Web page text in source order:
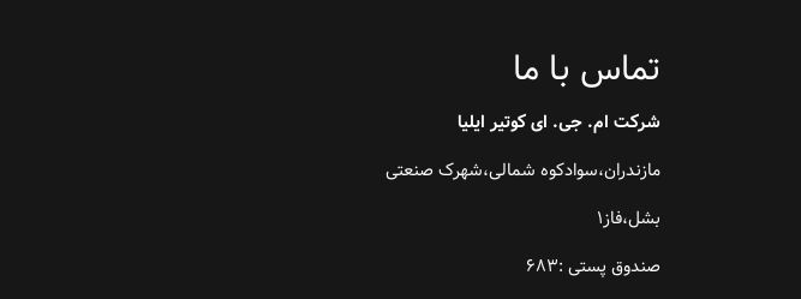
تماس با ما
شرکت ام. جی. ای کوتیر ایلیا
مازندران،سوادکوه شمالی،شهرک صنعتی
بشل،فاز1
صندوق پستی :683